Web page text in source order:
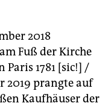
2018
Fuß der Kirche
Paris 1781 [sic!] /
2019 prangte auf
Kaufhäuser der